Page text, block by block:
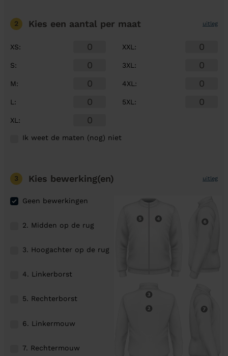
2 Kies een aantal per maat uitleg
XS:
S:
M:
L :
XL :
XXL :
3XL :
4XL :
5XL :
Ik weet de maten (nog) niet
3 Kies bewerking(en) uitleg
Geen bewerkingen
2. Midden op de rug
3. Hoogachter op de rug
4. Linkerborst
5. Rechterborst
6. Linkermouw
7. Rechtermouw